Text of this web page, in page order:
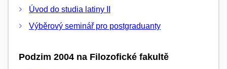
Úvod do studia latiny II
Výběrový seminář pro postgraduanty
Podzim 2004 na Filozofické fakultě